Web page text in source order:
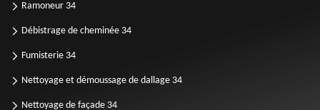
Ramoneur 34
Débistrage de cheminée 34
Fumisterie 34
Nettoyage et démoussage de dallage 34
Nettoyage de façade 34